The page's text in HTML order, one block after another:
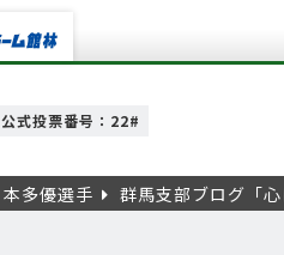
公式投票番号：22#
本多優選手 群馬支部ブログ「